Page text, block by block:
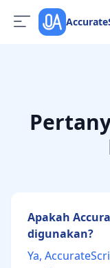
Apakah
digunakan?
Ya,